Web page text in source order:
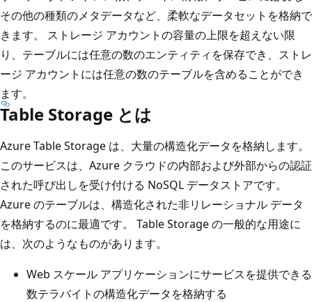
その他の種類のメタデータなど、柔軟なデータセットを格納で
きます。 ストレージ アカウントの容量の上限を超えない限
り、テーブルには任意の数のエンティティを保存でき、ストレ
ージ アカウントには任意の数のテーブルを含めることができ
ます。
Table Storage とは
Azure Table Storage は、大量の構造化データを格納します。
このサービスは、Azure クラウドの内部および外部からの認証
された呼び出しを受け付ける NoSQL データストアです。
Azure のテーブルは、構造化された非リレーショナル データ
を格納するのに最適です。 Table Storage の一般的な用途に
は、次のようなものがあります。
Web スケール アプリケーションにサービスを提供できる
数テラバイトの構造化データを格納する